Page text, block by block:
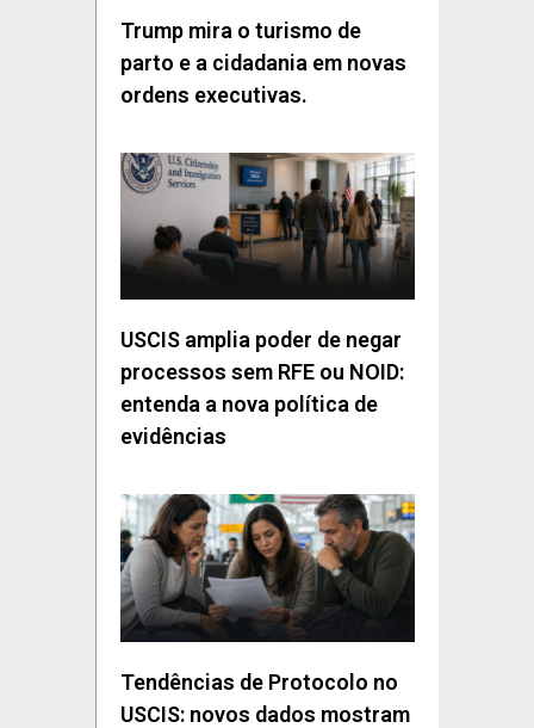
Trump mira o turismo de
parto e a cidadania em novas
ordens executivas.
USCIS amplia poder de negar
processos sem RFE ou NOID:
entenda a nova política de
evidências
Tendências de Protocolo no
USCIS: novos dados mostram